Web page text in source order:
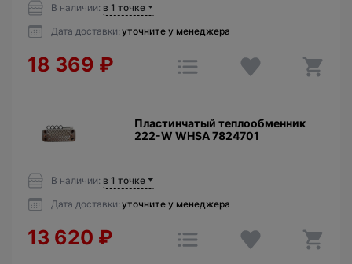
В наличии: в 1 точке
Дата доставки: уточните у менеджера
18 369 ₽
Пластинчатый теплообменник
222-W WHSA 7824701
В наличии: в 1 точке
Дата доставки: уточните у менеджера
13 620 ₽